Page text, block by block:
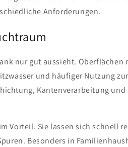
Anforderungen.
nur gut aussieht. Oberflächen
und häufiger Nutzung
Kantenverarbeitung und
Vorteil. Sie lassen sich schnell
Besonders in